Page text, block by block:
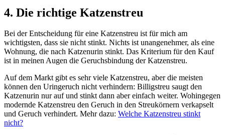
4. Die richtige Katzenstreu
Bei der Entscheidung für eine Katzenstreu ist für mich am
wichtigsten, dass sie nicht stinkt. Nichts ist unangenehmer, als eine
Wohnung, die nach Katzenurin stinkt. Das Kriterium für den Kauf
ist in meinen Augen die Geruchsbindung der Katzenstreu.
Auf dem Markt gibt es sehr viele Katzenstreu, aber die meisten
können den Uringeruch nicht verhindern: Billigstreu saugt den
Katzenurin nur auf und stinkt dann aber einfach weiter. Wohingegen
modernde Katzenstreu den Geruch in den Streukörnern verkapselt
und Geruch verhindert. Mehr dazu: Welche Katzenstreu stinkt
nicht?